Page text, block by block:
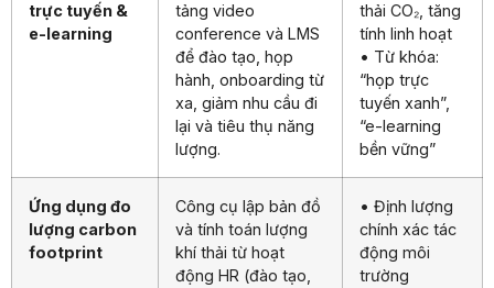
trực tuyến &
e-learning
tảng video
conference và LMS
để đào tạo, họp
hành, onboarding từ
xa, giảm nhu cầu đi
lại và tiêu thụ năng
lượng.
thải CO₂, tăng
tính linh hoạt
• Từ khóa:
“họp trực
tuyến xanh”,
“e-learning
bền vững”
Ứng dụng đo
lượng carbon
footprint
Công cụ lập bản đồ
và tính toán lượng
khí thải từ hoạt
động HR (đào tạo,
• Định lượng
chính xác tác
động môi
trường